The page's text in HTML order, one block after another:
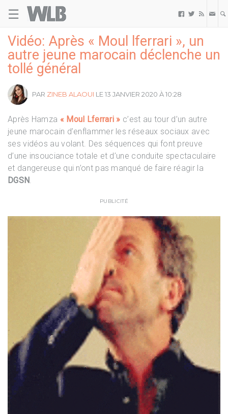
☰   
Vidéo: Après « Moul lferrari », un
autre jeune marocain déclenche un
tollé général
PAR ZINEB ALAOUI LE 13 JANVIER 2020 À 10:28
Après Hamza « Moul Lferrari » c’est au tour d’un autre
jeune marocain d’enflammer les réseaux sociaux avec
ses vidéos au volant. Des séquences qui font preuve
d’une insouciance totale et d’une conduite spectaculaire
et dangereuse qui n’ont pas manqué de faire réagir la
DGSN.
PUBLICITÉ